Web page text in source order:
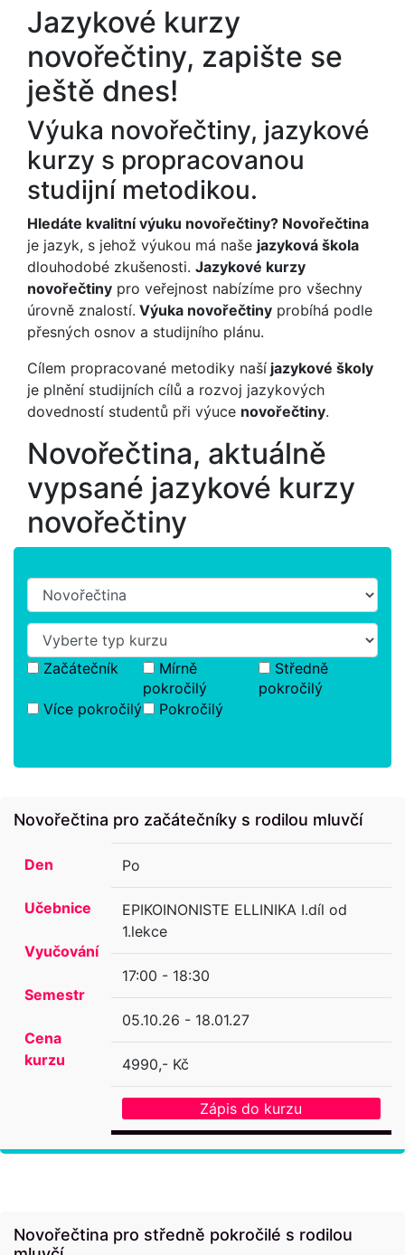
Jazykové kurzy
novořečtiny, zapište se
ještě dnes!
Výuka novořečtiny, jazykové
kurzy s propracovanou
studijní metodikou.
Hledáte kvalitní výuku novořečtiny? Novořečtina
je jazyk, s jehož výukou má naše jazyková škola
dlouhodobé zkušenosti. Jazykové kurzy
novořečtiny pro veřejnost nabízíme pro všechny
úrovně znalostí. Výuka novořečtiny probíhá podle
přesných osnov a studijního plánu.
Cílem propracované metodiky naší jazykové školy
je plnění studijních cílů a rozvoj jazykových
dovedností studentů při výuce novořečtiny.
Novořečtina, aktuálně
vypsané jazykové kurzy
novořečtiny
Začátečník
Mírně
pokročilý
Středně
pokročilý
Více pokročilý
Pokročilý
Novořečtina pro začátečníky s rodilou mluvčí
Den
Učebnice
Vyučování
Semestr
Cena
kurzu
Po
EPIKOINONISTE ELLINIKA I.díl od
1.lekce
17:00 - 18:30
05.10.26 - 18.01.27
4990,- Kč
Zápis do kurzu
Novořečtina pro středně pokročilé s rodilou